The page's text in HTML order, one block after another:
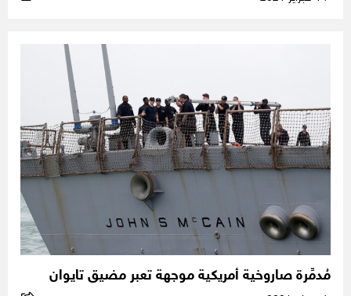
مُدمِّرة صاروخية أمريكية موجهة تعبر مضيق تايوان